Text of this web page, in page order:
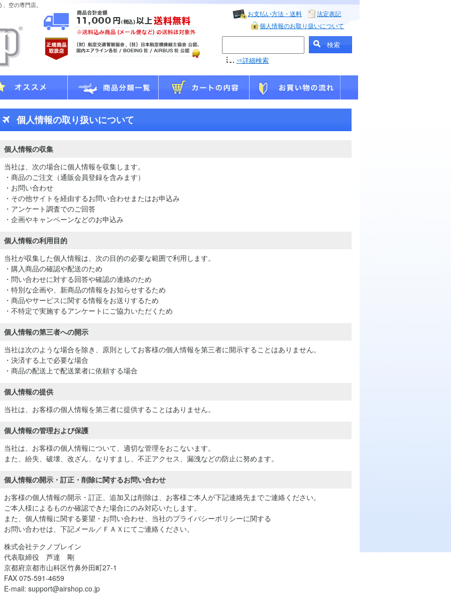
空の専門店。
お支払い方法・送料
法定表記
個人情報のお取り扱いについて
⇒詳細検索
個人情報の取り扱いについて
個人情報の収集
当社は、次の場合に個人情報を収集します。
・商品のご注文（通販会員登録を含みます）
・お問い合わせ
・その他サイトを経由するお問い合わせまたはお申込み
・アンケート調査でのご回答
・企画やキャンペーンなどのお申込み
個人情報の利用目的
当社が収集した個人情報は、次の目的の必要な範囲で利用します。
・購入商品の確認や配送のため
・問い合わせに対する回答や確認の連絡のため
・特別な企画や、新商品の情報をお知らせするため
・商品やサービスに関する情報をお送りするため
・不特定で実施するアンケートにご協力いただくため
個人情報の第三者への開示
当社は次のような場合を除き、原則としてお客様の個人情報を第三者に開示することはありません。
・決済する上で必要な場合
・商品の配送上で配送業者に依頼する場合
個人情報の提供
当社は、お客様の個人情報を第三者に提供することはありません。
個人情報の管理および保護
当社は、お客様の個人情報について、適切な管理をおこないます。
また、紛失、破壊、改ざん、なりすまし、不正アクセス、漏洩などの防止に努めます。
個人情報の開示・訂正・削除に関するお問い合わせ
お客様の個人情報の開示・訂正、追加又は削除は、お客様ご本人が下記連絡先までご連絡ください。
ご本人様によるものか確認できた場合にのみ対応いたします。
また、個人情報に関する要望・お問い合わせ、当社のプライバシーポリシーに関する
お問い合わせは、下記メール／ＦＡＸにてご連絡ください。
株式会社テクノブレイン
代表取締役 芦達 剛
京都府京都市山科区竹鼻外田町27-1
FAX 075-591-4659
E-mail: support@airshop.co.jp